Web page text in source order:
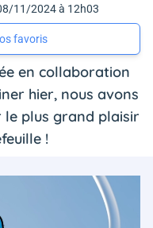
11/2024 à 12h03
favoris
en collaboration
hier, nous avons
le plus grand plaisir
!